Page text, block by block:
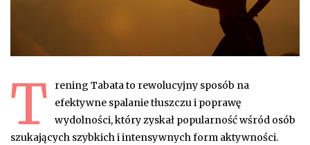
T
rening Tabata to rewolucyjny sposób na
efektywne spalanie tłuszczu i poprawę
wydolności, który zyskał popularność wśród osób
szukających szybkich i intensywnych form aktywności.